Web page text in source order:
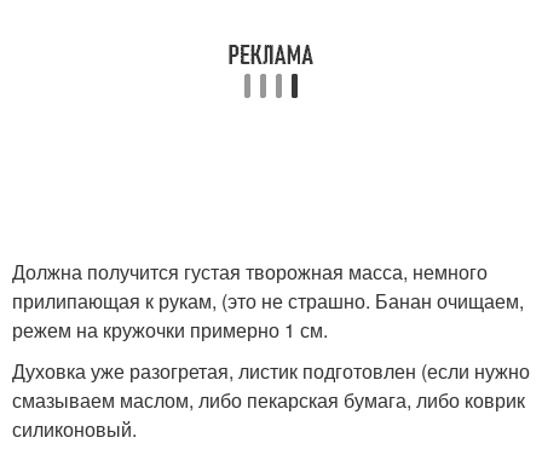
Должна получится густая творожная масса, немного
прилипающая к рукам, (это не страшно. Банан очищаем,
режем на кружочки примерно 1 см.
Духовка уже разогретая, листик подготовлен (если нужно
смазываем маслом, либо пекарская бумага, либо коврик
силиконовый.